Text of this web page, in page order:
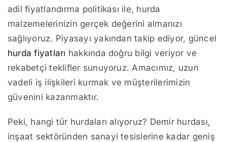
adil fiyatlandırma politikası ile, hurda
malzemelerinizin gerçek değerini almanızı
sağlıyoruz. Piyasayı yakından takip ediyor, güncel
hurda fiyatları hakkında doğru bilgi veriyor ve
rekabetçi teklifler sunuyoruz. Amacımız, uzun
vadeli iş ilişkileri kurmak ve müşterilerimizin
güvenini kazanmaktır.
Peki, hangi tür hurdaları alıyoruz? Demir hurdası,
inşaat sektöründen sanayi tesislerine kadar geniş